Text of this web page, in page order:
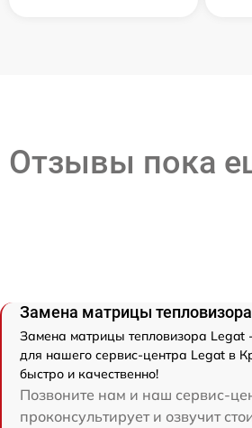
Отзывы пока
Замена матрицы
Замена матрицы тепловизора Legat
для нашего сервис-центра Legat в
быстро и качественно!
Позвоните нам и наш сервис-
проконсультирует и озвучит